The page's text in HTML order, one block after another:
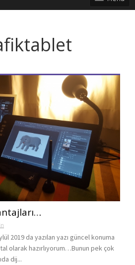
2019 da yazılan yazı güncel konuma
olarak hazırlıyorum…Bunun pek çok
dij...